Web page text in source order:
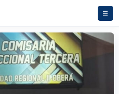
☰